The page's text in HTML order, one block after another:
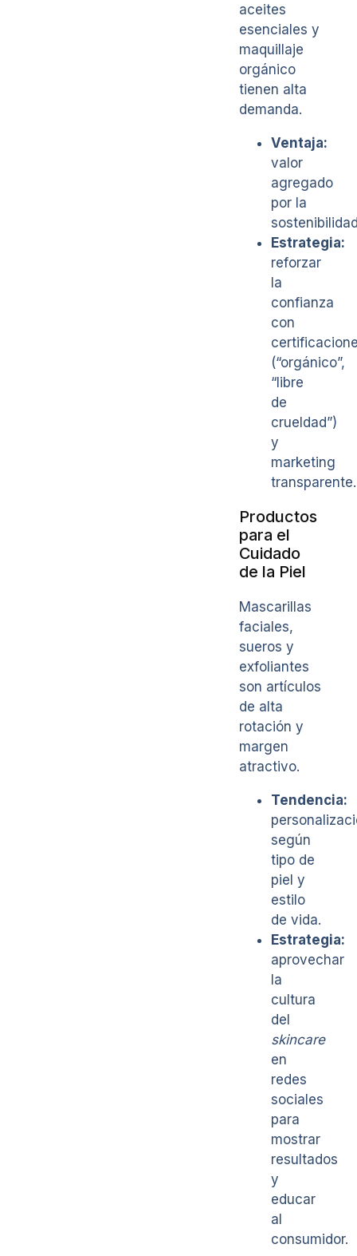
aceites
esenciales y
maquillaje
orgánico
tienen alta
demanda.
Ventaja:
valor
agregado
por la
Estrategia:
reforzar
la
confianza
con
(“orgánico”,
“libre
de
crueldad”)
y
marketing
transparente.
Productos
para el
Cuidado
de la Piel
Mascarillas
faciales,
sueros y
exfoliantes
son artículos
de alta
rotación y
margen
atractivo.
Tendencia:
según
tipo de
piel y
estilo
de vida.
Estrategia:
aprovechar
la
cultura
del
skincare
en
redes
sociales
para
mostrar
resultados
y
educar
al
consumidor.